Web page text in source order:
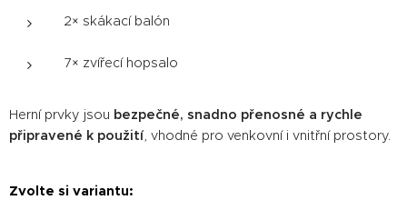
2× skákací balón
7× zvířecí hopsalo
Herní prvky jsou bezpečné, snadno přenosné a rychle
připravené k použití, vhodné pro venkovní i vnitřní prostory.
Zvolte si variantu: